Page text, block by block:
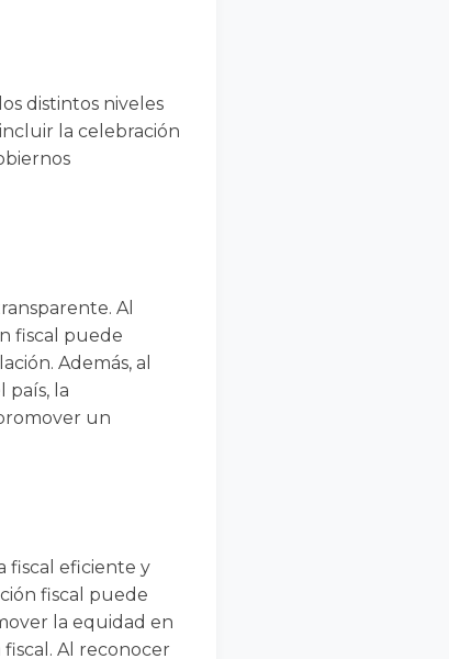
distintos niveles
la celebración
Al
fiscal puede
Además, al
país, la
un
fiscal eficiente y
fiscal puede
la equidad en
Al reconocer